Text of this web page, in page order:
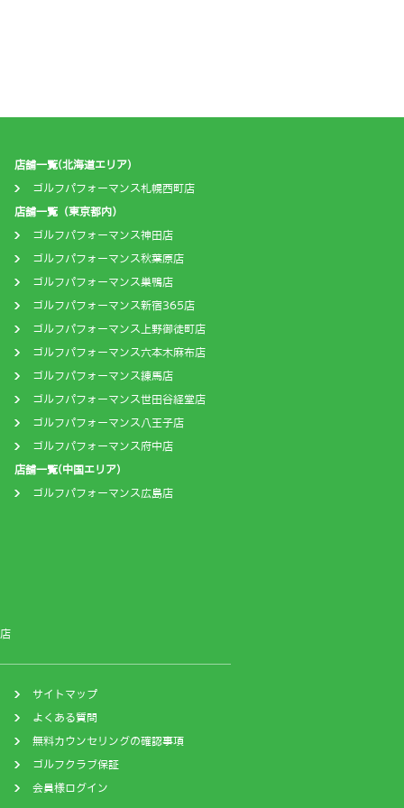
店舗一覧(北海道エリア)
ゴルフパフォーマンス札幌西町店
店舗一覧（東京都内）
ゴルフパフォーマンス神田店
ゴルフパフォーマンス秋葉原店
ゴルフパフォーマンス巣鴨店
ゴルフパフォーマンス新宿365店
ゴルフパフォーマンス上野御徒町店
ゴルフパフォーマンス六本木麻布店
ゴルフパフォーマンス練馬店
ゴルフパフォーマンス世田谷経堂店
ゴルフパフォーマンス八王子店
ゴルフパフォーマンス府中店
店舗一覧(中国エリア)
ゴルフパフォーマンス広島店
サイトマップ
よくある質問
無料カウンセリングの確認事項
ゴルフクラブ保証
会員様ログイン